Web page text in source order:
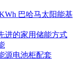
巴哈马太阳能基
进的家用储能方式
源电池柜配套